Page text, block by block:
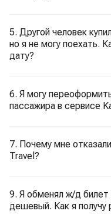
5. Другой человек
но я не могу поехать.
дату?
6. Я могу
пассажира в сервисе
7. Почему мне
Travel?
9. Я обменял ж/д билет
дешевый. Как я получу